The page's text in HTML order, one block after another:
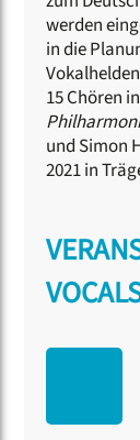
werden
in die
15 Chören
und Simon
2021 in